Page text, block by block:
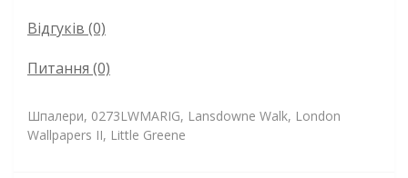
Відгуків (0)
Питання (0)
Шпалери, 0273LWMARIG, Lansdowne Walk, London
Wallpapers II, Little Greene